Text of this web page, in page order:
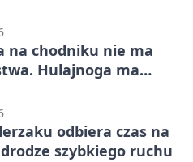
na chodniku nie ma
Hulajnoga ma
odbiera czas na
szybkiego ruchu